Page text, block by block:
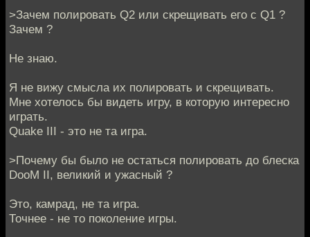
>Зачем полировать Q2 или скрещивать его c Q1 ?
Зачем ?
Не знаю.
Я не вижу смысла их полировать и скрещивать.
Мне хотелось бы видеть игру, в которую интересно
играть.
Quake III - это не та игра.
>Почему бы было не остаться полировать до блеска
DooM II, великий и ужасный ?
Это, камрад, не та игра.
Точнее - не то поколение игры.